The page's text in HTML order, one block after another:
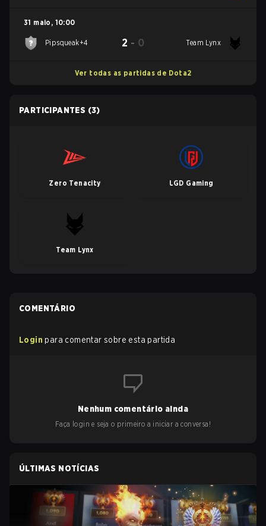
31 maio , 10:00
Pipsqueak+4 2 - 0 Team Lynx
Ver todas as partidas de Dota2
PARTICIPANTES (3)
Zero Tenacity LGD Gaming
Team Lynx
COMENTÁRIO
Login para comentar sobre esta partida
Nenhum comentário ainda
Faça login e seja o primeiro a iniciar a conversa!
ÚLTIMAS NOTÍCIAS